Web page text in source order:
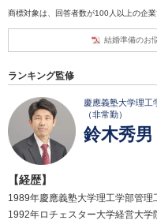
商標対象は、回答者数が100人以上の企業
結婚準備のお
ランキング監修
慶應義塾大学理工
（非常勤）
鈴木秀男
【経歴】
1989年慶應義塾大学理工学部管理
1992年ロチェスター大学経営大学